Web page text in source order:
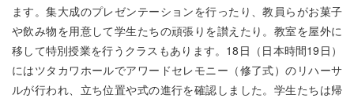
ます。集大成のプレゼンテーションを行ったり、教員らがお菓子
や飲み物を用意して学生たちの頑張りを讃えたり。教室を屋外に
移して特別授業を行うクラスもあります。18日（日本時間19日）
にはツタカワホールでアワードセレモニー（修了式）のリハーサ
ルが行われ、立ち位置や式の進行を確認しました。学生たちは帰